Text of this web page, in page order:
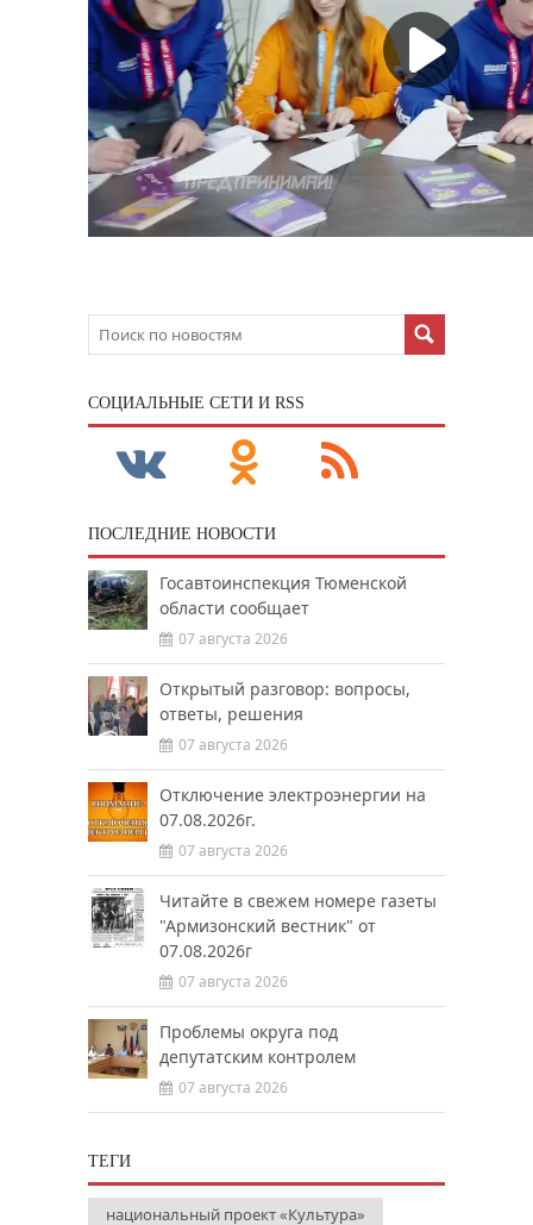
CОЦИАЛЬНЫЕ СЕТИ И RSS
ПОСЛЕДНИЕ НОВОСТИ
Госавтоинспекция Тюменской
области сообщает
07 августа 2026
Открытый разговор: вопросы,
ответы, решения
07 августа 2026
Отключение электроэнергии на
07.08.2026г.
07 августа 2026
Читайте в свежем номере газеты
"Армизонский вестник" от
07.08.2026г
07 августа 2026
Проблемы округа под
депутатским контролем
07 августа 2026
ТЕГИ
национальный проект «Культура»